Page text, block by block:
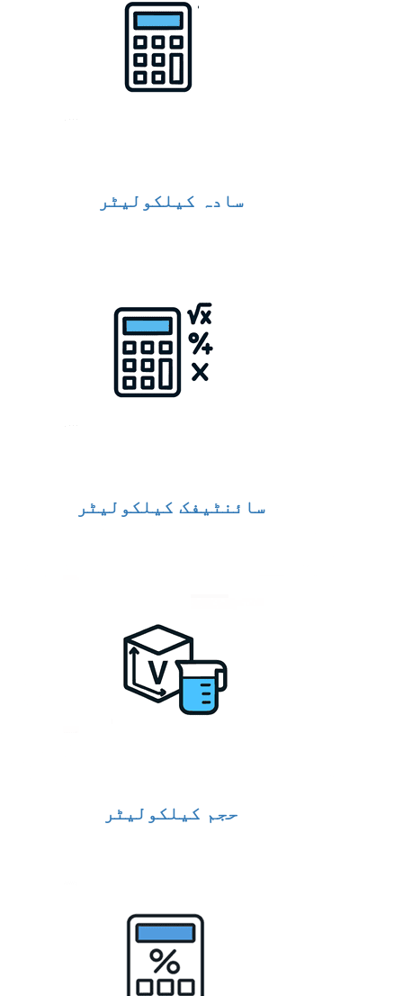
سادہ کیلکولیٹر
سائنٹیفک کیلکولیٹر
حجم کیلکولیٹر